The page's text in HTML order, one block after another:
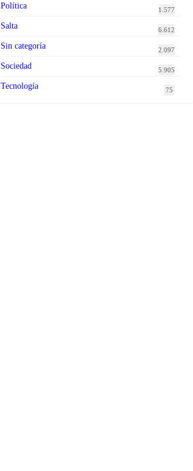
Política 1.577
Salta 6.612
Sin categoría 2.097
Sociedad 5.905
Tecnología 75